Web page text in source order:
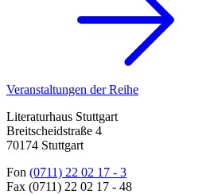
Veranstaltungen der Reihe
Literaturhaus Stuttgart
Breitscheidstraße 4
70174 Stuttgart
Fon (0711) 22 02 17 - 3
Fax (0711) 22 02 17 - 48